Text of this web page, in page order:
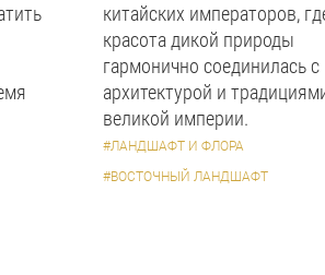
китайских императоров,
красота дикой природы
гармонично соединилась с
архитектурой и
великой империи.
#ЛАНДШАФТ И ФЛОРА
#ВОСТОЧНЫЙ ЛАНДШАФТ